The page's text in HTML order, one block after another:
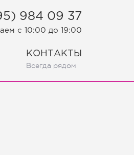
984 09 37
c 10:00 до 19:00
КОНТАКТЫ
Всегда рядом